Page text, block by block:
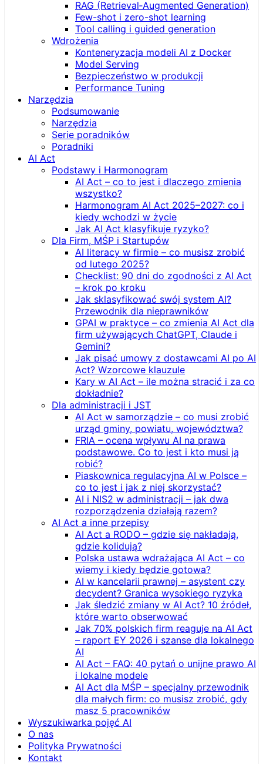
RAG (Retrieval‑Augmented Generation)
Few-shot i zero-shot learning
Tool calling i guided generation
Wdrożenia
Konteneryzacja modeli AI z Docker
Model Serving
Bezpieczeństwo w produkcji
Performance Tuning
Narzędzia
Podsumowanie
Narzędzia
Serie poradników
Poradniki
AI Act
Podstawy i Harmonogram
AI Act – co to jest i dlaczego zmienia
wszystko?
Harmonogram AI Act 2025–2027: co i
kiedy wchodzi w życie
Jak AI Act klasyfikuje ryzyko?
Dla Firm, MŚP i Startupów
AI literacy w firmie – co musisz zrobić
od lutego 2025?
Checklist: 90 dni do zgodności z AI Act
– krok po kroku
Jak sklasyfikować swój system AI?
Przewodnik dla nieprawników
GPAI w praktyce – co zmienia AI Act dla
firm używających ChatGPT, Claude i
Gemini?
Jak pisać umowy z dostawcami AI po AI
Act? Wzorcowe klauzule
Kary w AI Act – ile można stracić i za co
dokładnie?
Dla administracji i JST
AI Act w samorządzie – co musi zrobić
urząd gminy, powiatu, województwa?
FRIA – ocena wpływu AI na prawa
podstawowe. Co to jest i kto musi ją
robić?
Piaskownica regulacyjna AI w Polsce –
co to jest i jak z niej skorzystać?
AI i NIS2 w administracji – jak dwa
rozporządzenia działają razem?
AI Act a inne przepisy
AI Act a RODO – gdzie się nakładają,
gdzie kolidują?
Polska ustawa wdrażająca AI Act – co
wiemy i kiedy będzie gotowa?
AI w kancelarii prawnej – asystent czy
decydent? Granica wysokiego ryzyka
Jak śledzić zmiany w AI Act? 10 źródeł,
które warto obserwować
Jak 70% polskich firm reaguje na AI Act
– raport EY 2026 i szanse dla lokalnego
AI
AI Act – FAQ: 40 pytań o unijne prawo AI
i lokalne modele
AI Act dla MŚP – specjalny przewodnik
dla małych firm: co musisz zrobić, gdy
masz 5 pracowników
Wyszukiwarka pojęć AI
O nas
Polityka Prywatności
Kontakt